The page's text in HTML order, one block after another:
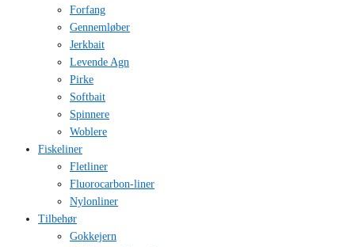
Forfang
Gennemløber
Jerkbait
Levende Agn
Pirke
Softbait
Spinnere
Woblere
Fiskeliner
Fletliner
Fluorocarbon-liner
Nylonliner
Tilbehør
Gokkejern